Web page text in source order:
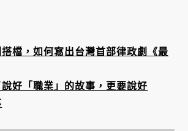
檔，如何寫出台灣首部律政劇《最
好「職業」的故事，更要說好